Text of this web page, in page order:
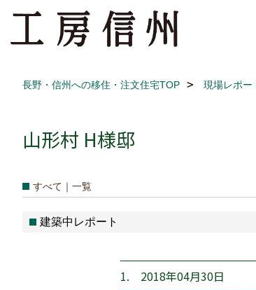
長野・信州への移住・注文住宅TOP 現場レポー
山形村 H様邸
すべて｜一覧
建築中レポート
1. 2018年04月30日